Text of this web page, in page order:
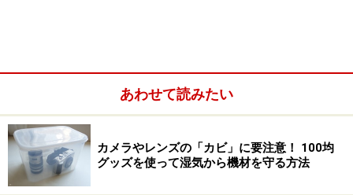
1 /3
あわせて読みたい
カメラやレンズの「カビ」に要注意！ 100均
グッズを使って湿気から機材を守る方法